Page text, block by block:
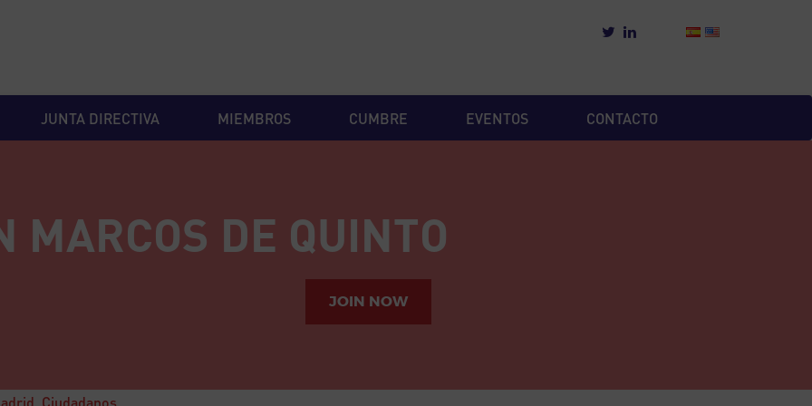
JUNTA DIRECTIVA MIEMBROS CUMBRE EVENTOS CONTACTO
MARCOS DE QUINTO
JOIN NOW
Ciudadanos